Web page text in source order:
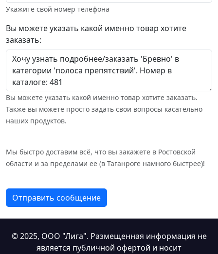
Укажите свой номер телефона
Вы можете указать какой именно товар хотите
заказать:
Вы можете указать какой именно товар хотите заказать.
Также вы можете просто задать свои вопросы касательно
наших продуктов.
Мы быстро доставим всё, что вы закажете в Ростовской
области и за пределами её (в Таганроге намного быстрее)!
Отправить сообщение
© 2025, ООО "Лига". Размещенная информация не
является публичной офертой и носит